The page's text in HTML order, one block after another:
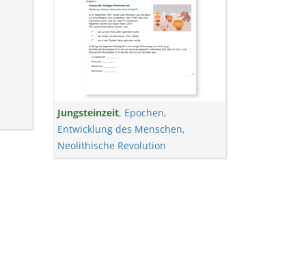
Jungsteinzeit, Epochen,
Entwicklung des Menschen,
Neolithische Revolution